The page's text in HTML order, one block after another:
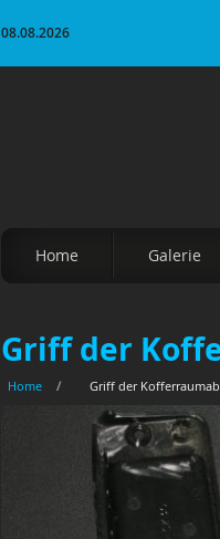
08.08.2026
Home Galerie
Griff der
Home / Griff der